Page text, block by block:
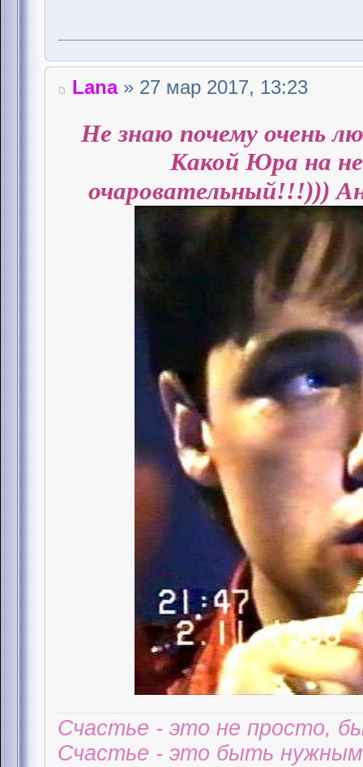
Lana» 27 мар 2017, 13:23
Не знаю почему очень
Какой Юра на
очаровательный!!!)))
Счастье - это не просто,
Счастье - это быть